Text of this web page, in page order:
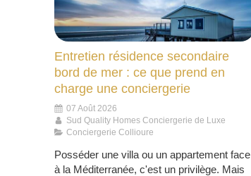
Entretien résidence secondaire
bord de mer : ce que prend en
charge une conciergerie
07 Août 2026
Sud Quality Homes Conciergerie de Luxe
Conciergerie Collioure
Posséder une villa ou un appartement face
à la Méditerranée, c'est un privilège. Mais